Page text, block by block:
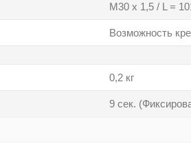
M30 x 1,5 / L =
Возможность
0,2 кг
9 сек.